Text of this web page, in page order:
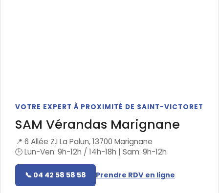
VOTRE EXPERT À PROXIMITÉ DE SAINT-VICTORET
SAM Vérandas Marignane
📍 6 Allée Z.I La Palun, 13700 Marignane
🕒 Lun-Ven: 9h-12h / 14h-18h | Sam: 9h-12h
📞 04 42 58 58 58 Prendre RDV en ligne